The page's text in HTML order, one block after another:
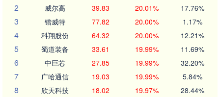
2 威尔高 39.83 20.01% 17.76%
3 锴威特 77.82 20.00% 1.17%
4 科翔股份 64.32 20.00% 12.21%
5 蜀道装备 33.61 19.99% 11.69%
6 中巨芯 27.85 19.99% 32.20%
7 广哈通信 19.03 19.99% 5.84%
8 欣天科技 18.02 19.97% 28.44%